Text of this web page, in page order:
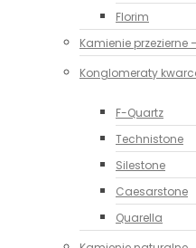
Florim
Kamienie przezierne
Konglomeraty
F-Quartz
Technistone
Silestone
Caesarstone
Quarella